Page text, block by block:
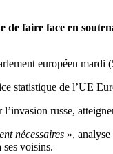
de faire face en
européen mardi
statistique de l’UE
russe,
nécessaires »,
voisins.